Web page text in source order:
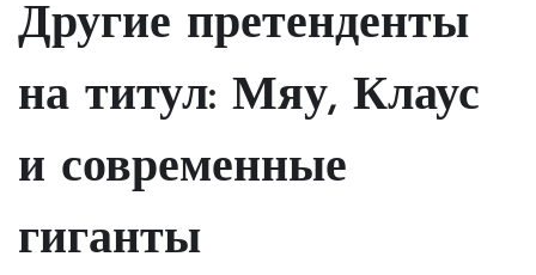
Другие претенденты
на титул: Мяу, Клаус
и современные
гиганты